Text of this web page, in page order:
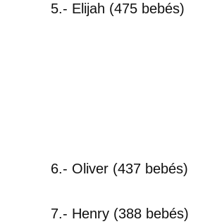
5.- Elijah (475 bebés)
6.- Oliver (437 bebés)
7.- Henry (388 bebés)